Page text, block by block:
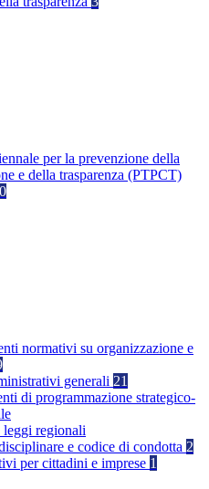
per la prevenzione della
e della trasparenza (PTPCT)
normativi su organizzazione e
generali 21
di programmazione strategico-
leggi regionali
e codice di condotta 2
per cittadini e imprese 1